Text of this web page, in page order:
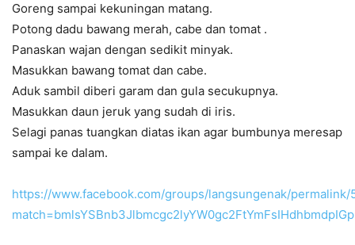
Goreng sampai kekuningan matang.
Potong dadu bawang merah, cabe dan tomat .
Panaskan wajan dengan sedikit minyak.
Masukkan bawang tomat dan cabe.
Aduk sambil diberi garam dan gula secukupnya.
Masukkan daun jeruk yang sudah di iris.
Selagi panas tuangkan diatas ikan agar bumbunya meresap
sampai ke dalam.
https://www.facebook.com/groups/langsungenak/